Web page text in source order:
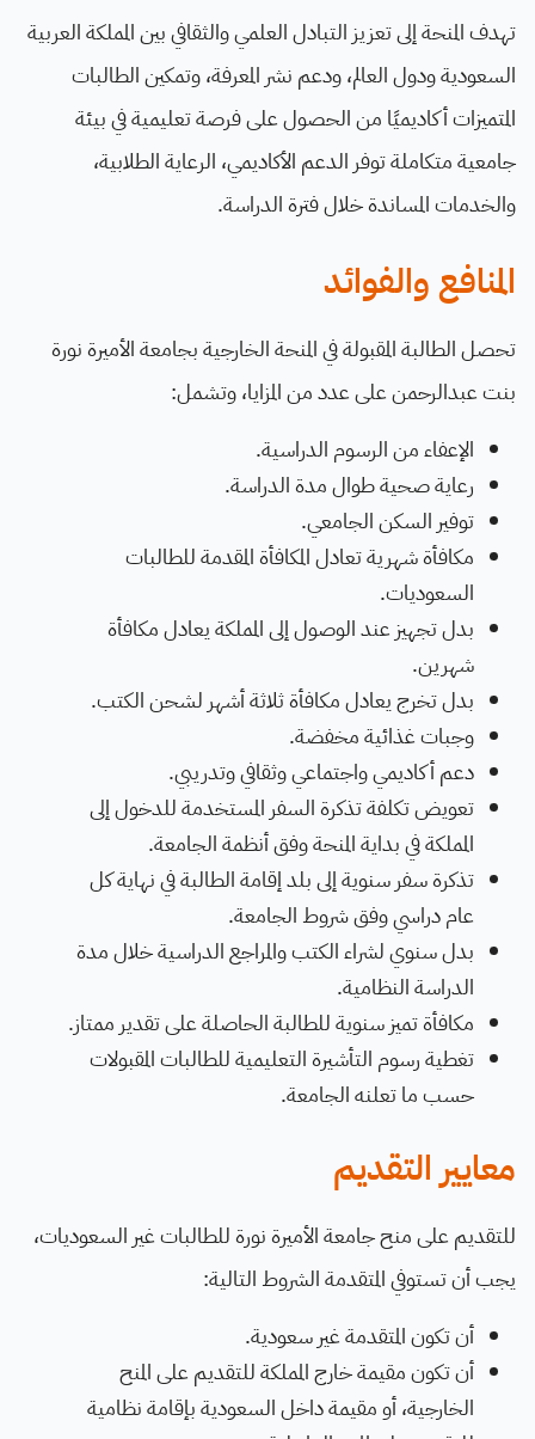
تهدف المنحة إلى تعزيز التبادل العلمي والثقافي بين المملكة العربية
السعودية ودول العالم، ودعم نشر المعرفة، وتمكين الطالبات
المتميزات أكاديميًا من الحصول على فرصة تعليمية في بيئة
جامعية متكاملة توفر الدعم الأكاديمي، الرعاية الطلابية،
والخدمات المساندة خلال فترة الدراسة.
المنافع والفوائد
تحصل الطالبة المقبولة في المنحة الخارجية بجامعة الأميرة نورة
بنت عبدالرحمن على عدد من المزايا، وتشمل:
الإعفاء من الرسوم الدراسية.
رعاية صحية طوال مدة الدراسة.
توفير السكن الجامعي.
مكافأة شهرية تعادل المكافأة المقدمة للطالبات
السعوديات.
بدل تجهيز عند الوصول إلى المملكة يعادل مكافأة
شهرين.
بدل تخرج يعادل مكافأة ثلاثة أشهر لشحن الكتب.
وجبات غذائية مخفضة.
دعم أكاديمي واجتماعي وثقافي وتدريبي.
تعويض تكلفة تذكرة السفر المستخدمة للدخول إلى
المملكة في بداية المنحة وفق أنظمة الجامعة.
تذكرة سفر سنوية إلى بلد إقامة الطالبة في نهاية كل
عام دراسي وفق شروط الجامعة.
بدل سنوي لشراء الكتب والمراجع الدراسية خلال مدة
الدراسة النظامية.
مكافأة تميز سنوية للطالبة الحاصلة على تقدير ممتاز.
تغطية رسوم التأشيرة التعليمية للطالبات المقبولات
حسب ما تعلنه الجامعة.
معايير التقديم
للتقديم على منح جامعة الأميرة نورة للطالبات غير السعوديات،
يجب أن تستوفي المتقدمة الشروط التالية:
أن تكون المتقدمة غير سعودية.
أن تكون مقيمة خارج المملكة للتقديم على المنح
الخارجية، أو مقيمة داخل السعودية بإقامة نظامية